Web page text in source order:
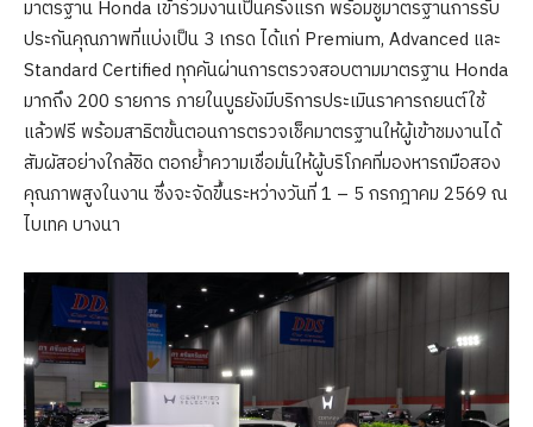
มาตรฐาน Honda เข้าร่วมงานเป็นครั้งแรก พร้อมชูมาตรฐานการรับ
ประกันคุณภาพที่แบ่งเป็น 3 เกรด ได้แก่ Premium, Advanced และ
Standard Certified ทุกคันผ่านการตรวจสอบตามมาตรฐาน Honda
มากถึง 200 รายการ ภายในบูธยังมีบริการประเมินราคารถยนต์ใช้
แล้วฟรี พร้อมสาธิตขั้นตอนการตรวจเช็คมาตรฐานให้ผู้เข้าชมงานได้
สัมผัสอย่างใกล้ชิด ตอกย้ำความเชื่อมั่นให้ผู้บริโภคที่มองหารถมือสอง
คุณภาพสูงในงาน ซึ่งจะจัดขึ้นระหว่างวันที่ 1 – 5 กรกฎาคม 2569 ณ
ไบเทค บางนา